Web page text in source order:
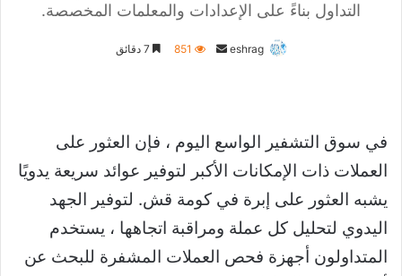
التداول بناءً على الإعدادات والمعلمات المخصصة.
eshrag
أرسل 851
في سوق التشفير الواسع اليوم ، فإن العثور على
العملات ذات الإمكانات الأكبر لتوفير عوائد سريعة يدويًا
يشبه العثور على إبرة في كومة قش. لتوفير الجهد
اليدوي لتحليل كل عملة ومراقبة اتجاهها ، يستخدم
المتداولون أجهزة فحص العملات المشفرة للبحث عن